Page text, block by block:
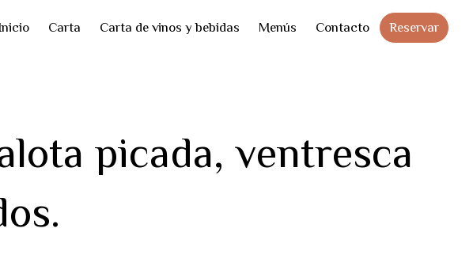
Inicio Carta Carta de vinos y bebidas Menús Contacto Reservar
picada, ventresca